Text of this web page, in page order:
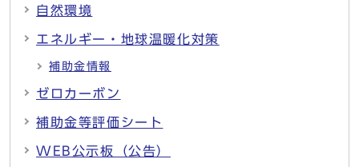
自然環境
エネルギー・地球温暖化対策
補助金情報
ゼロカーボン
補助金等評価シート
WEB公示板（公告）